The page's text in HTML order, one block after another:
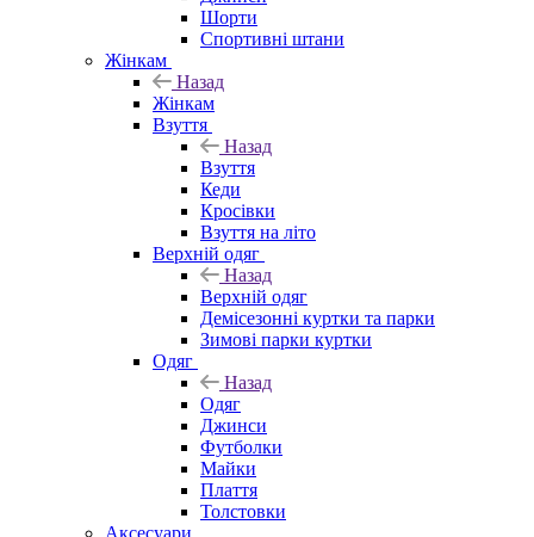
Шорти
Спортивні штани
Жінкам
Назад
Жінкам
Взуття
Назад
Взуття
Кеди
Кросівки
Взуття на літо
Верхній одяг
Назад
Верхній одяг
Демісезонні куртки та парки
Зимові парки куртки
Одяг
Назад
Одяг
Джинси
Футболки
Майки
Плаття
Толстовки
Аксесуари